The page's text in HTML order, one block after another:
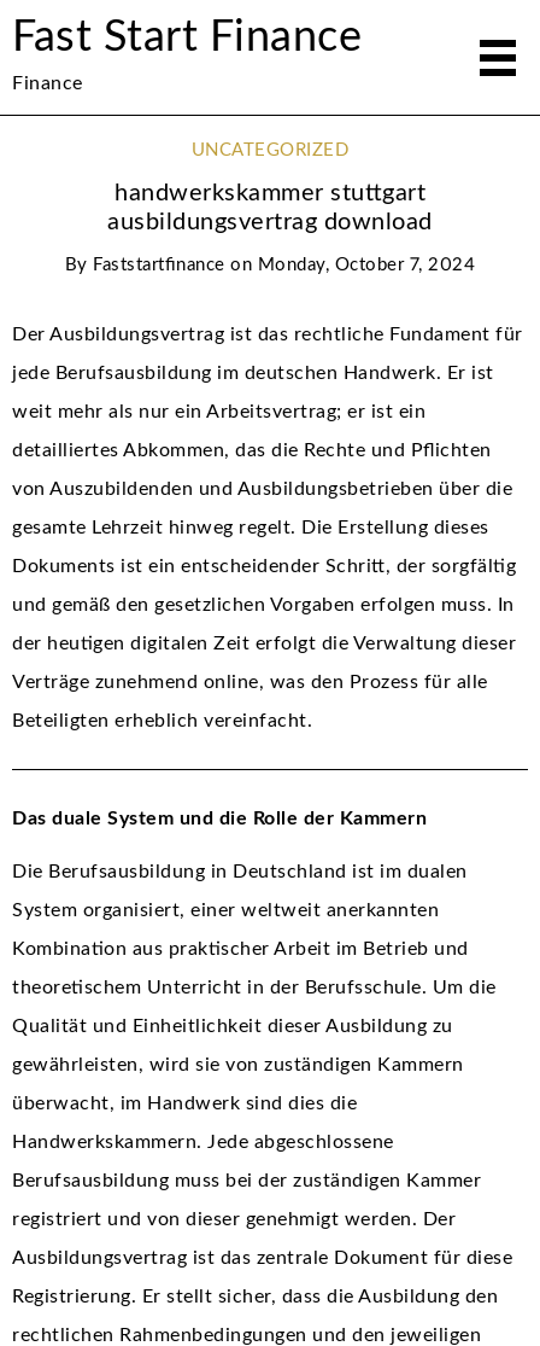
Fast Start Finance
Finance
UNCATEGORIZED
handwerkskammer stuttgart
ausbildungsvertrag download
By Faststartfinance on Monday, October 7, 2024
Der Ausbildungsvertrag ist das rechtliche Fundament für
jede Berufsausbildung im deutschen Handwerk. Er ist
weit mehr als nur ein Arbeitsvertrag; er ist ein
detailliertes Abkommen, das die Rechte und Pflichten
von Auszubildenden und Ausbildungsbetrieben über die
gesamte Lehrzeit hinweg regelt. Die Erstellung dieses
Dokuments ist ein entscheidender Schritt, der sorgfältig
und gemäß den gesetzlichen Vorgaben erfolgen muss. In
der heutigen digitalen Zeit erfolgt die Verwaltung dieser
Verträge zunehmend online, was den Prozess für alle
Beteiligten erheblich vereinfacht.
Das duale System und die Rolle der Kammern
Die Berufsausbildung in Deutschland ist im dualen
System organisiert, einer weltweit anerkannten
Kombination aus praktischer Arbeit im Betrieb und
theoretischem Unterricht in der Berufsschule. Um die
Qualität und Einheitlichkeit dieser Ausbildung zu
gewährleisten, wird sie von zuständigen Kammern
überwacht, im Handwerk sind dies die
Handwerkskammern. Jede abgeschlossene
Berufsausbildung muss bei der zuständigen Kammer
registriert und von dieser genehmigt werden. Der
Ausbildungsvertrag ist das zentrale Dokument für diese
Registrierung. Er stellt sicher, dass die Ausbildung den
rechtlichen Rahmenbedingungen und den jeweiligen